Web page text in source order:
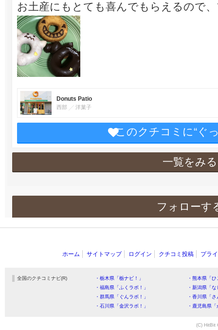
お土産にもとても喜んでもらえるので
Donuts Patio
西部 洋菓子
このクチコミに“ぐ
一覧をみる
フォローす
ホーム サイトマップ ログイン クチコミ投稿 プラ
全国のクチコミナビ(R) ・栃木県「栃ナビ！」
・熊本県「
・福島県「ふくラボ！」
・新潟県「
・群馬県「ぐんラボ！」
・香川県「
・石川県「金沢ラボ！」
・鹿児島県
(C) HitBit